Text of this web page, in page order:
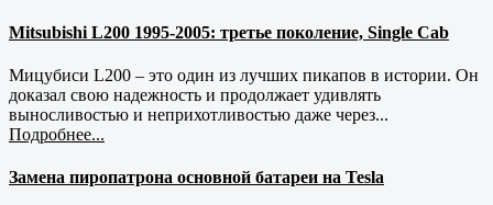
Mitsubishi L200 1995-2005: третье поколение, Single Cab
Мицубиси L200 – это один из лучших пикапов в истории. Он
доказал свою надежность и продолжает удивлять
выносливостью и неприхотливостью даже через...
Подробнее...
Замена пиропатрона основной батареи на Tesla